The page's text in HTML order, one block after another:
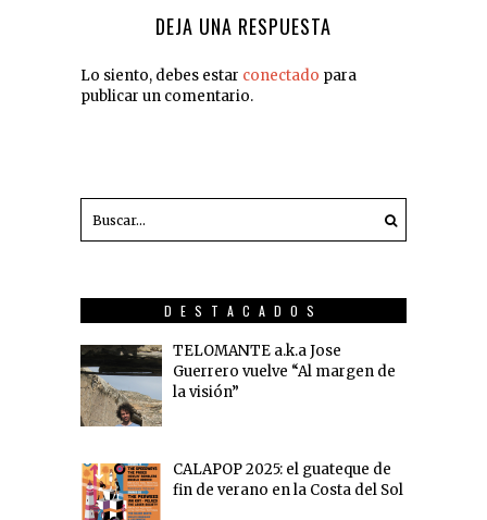
DEJA UNA RESPUESTA
Lo siento, debes estar conectado para
publicar un comentario.
DESTACADOS
TELOMANTE a.k.a Jose
Guerrero vuelve “Al margen de
la visión”
CALAPOP 2025: el guateque de
fin de verano en la Costa del Sol